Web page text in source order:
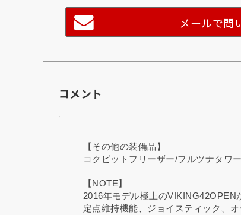
メールで問
コメント
【その他の装備品】
コクピットフリーザー/フルツナタワ
【NOTE】
2016年モデル極上のVIKING42OPEN
定点維持機能、ジョイスティック、